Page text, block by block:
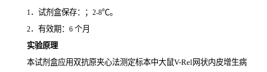
1．试剂盒保存：； 2-8℃。
2．有效期： 6 个月
实验原理
本试剂盒应用双抗原夹心法测定标本中大鼠V-Rel网状内皮增生病